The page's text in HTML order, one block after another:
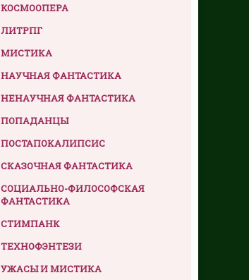
КОСМООПЕРА
ЛИТРПГ
МИСТИКА
НАУЧНАЯ ФАНТАСТИКА
НЕНАУЧНАЯ ФАНТАСТИКА
ПОПАДАНЦЫ
ПОСТАПОКАЛИПСИС
СКАЗОЧНАЯ ФАНТАСТИКА
СОЦИАЛЬНО-ФИЛОСОФСКАЯ
ФАНТАСТИКА
СТИМПАНК
ТЕХНОФЭНТЕЗИ
УЖАСЫ И МИСТИКА